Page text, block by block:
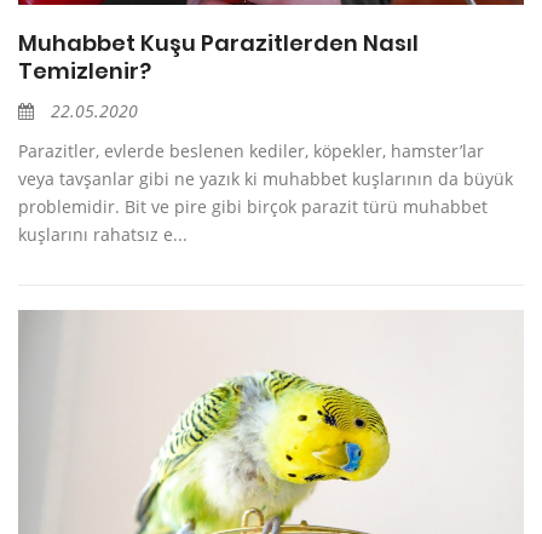
Muhabbet Kuşu Parazitlerden Nasıl
Temizlenir?
22.05.2020
Parazitler, evlerde beslenen kediler, köpekler, hamster’lar
veya tavşanlar gibi ne yazık ki muhabbet kuşlarının da büyük
problemidir. Bit ve pire gibi birçok parazit türü muhabbet
kuşlarını rahatsız e...